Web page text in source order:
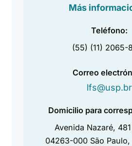
Más
Teléfono:
(55) (11) 2065-
Correo
lfs@usp.br
Domicilio para
Avenida Nazaré,
04263-000 São Paulo,